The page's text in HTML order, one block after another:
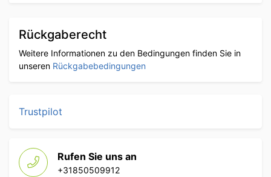
Rückgaberecht
Weitere Informationen zu den Bedingungen finden Sie in
unseren Rückgabebedingungen
Trustpilot
Rufen Sie uns an
+31850509912